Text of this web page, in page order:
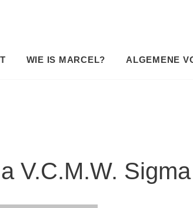
WIE IS MARCEL? ALGEMENE
V.C.M.W. Sigma